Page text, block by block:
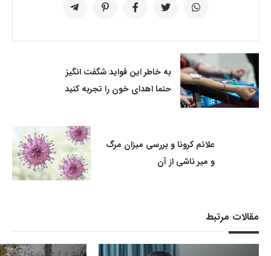
به خاطر این فواید شگفت انگیز
حتما اهدای خون را تجربه کنید
علائم کرونا و بررسی میزان مرگ
و میر ناشی از آن
مقالات مرتبط